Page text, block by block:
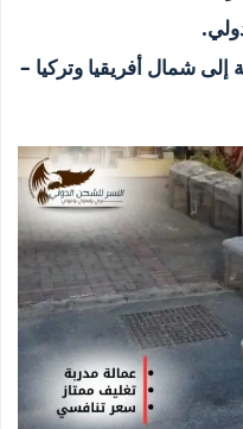
شمال أفريقيا وتركيا –